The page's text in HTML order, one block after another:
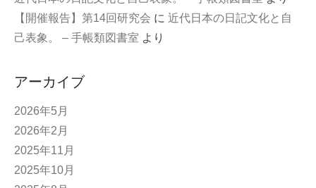
【開催報告】第14回研究会 に 近代日本の日記文化と自
己表象。 – 手帳類図書室 より
アーカイブ
2026年5月
2026年2月
2025年11月
2025年10月